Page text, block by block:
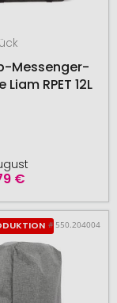
Messenger-
Liam RPET 12L
€
# 550.204004